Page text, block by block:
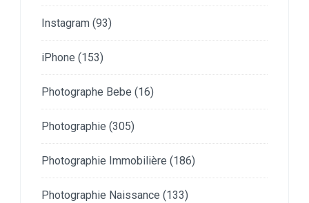
Instagram (93)
iPhone (153)
Photographe Bebe (16)
Photographie (305)
Photographie Immobilière (186)
Photographie Naissance (133)